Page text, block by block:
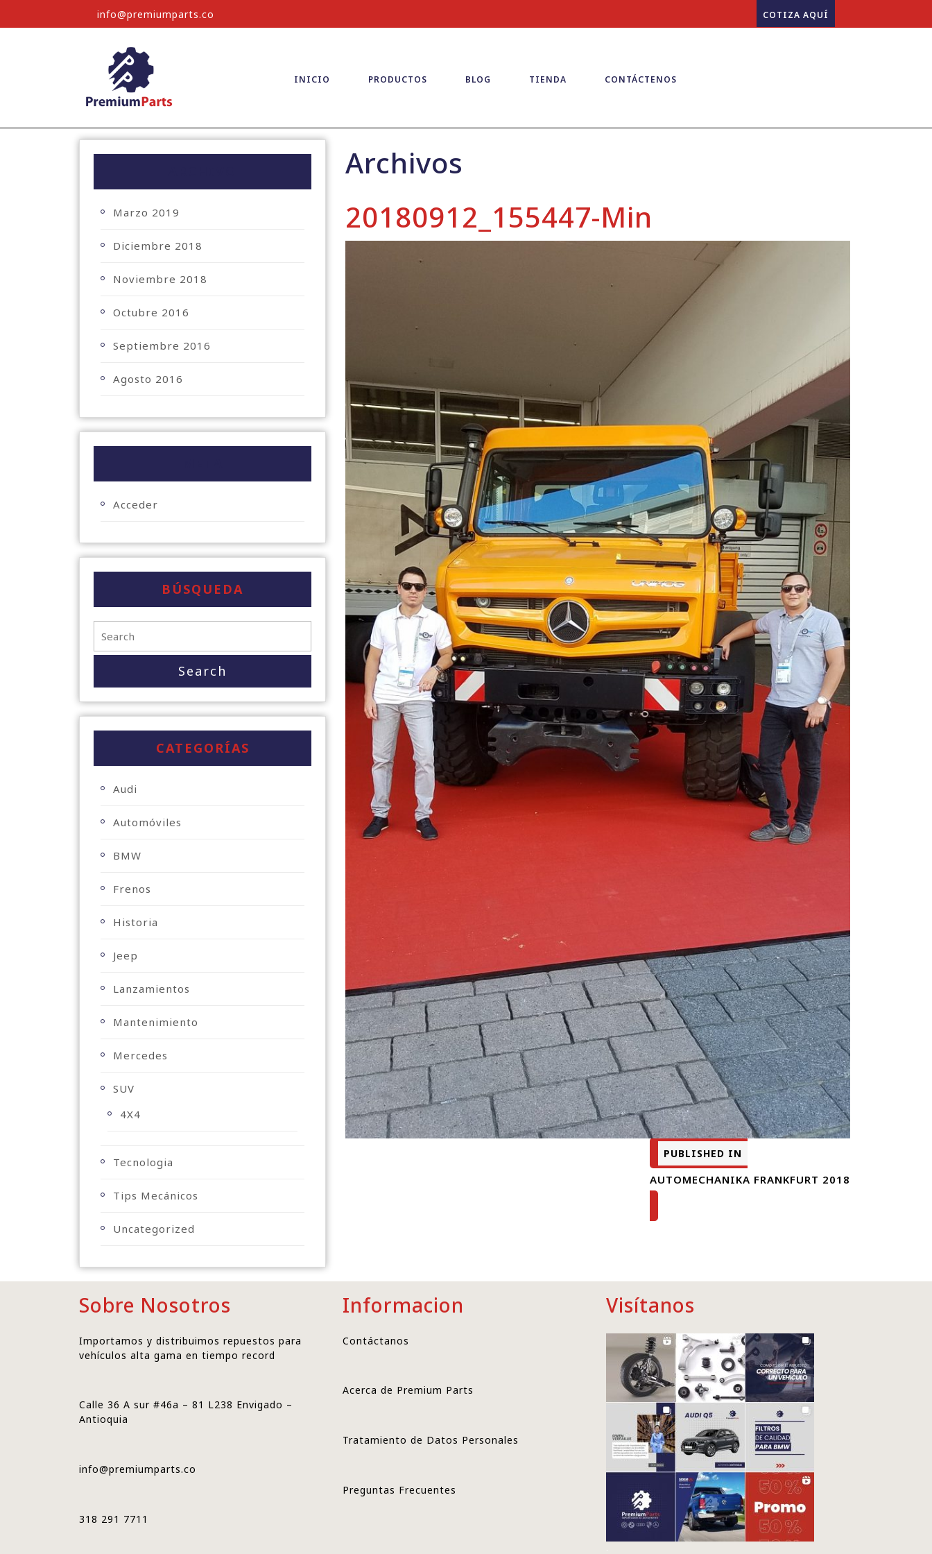
info@premiumparts.co COTIZA AQUÍ
INICIO PRODUCTOS BLOG TIENDA CONTÁCTENOS
Marzo 2019
Diciembre 2018
Noviembre 2018
Octubre 2016
Septiembre 2016
Agosto 2016
Acceder
BÚSQUEDA
CATEGORÍAS
Audi
Automóviles
BMW
Frenos
Historia
Jeep
Lanzamientos
Mantenimiento
Mercedes
SUV
4X4
Tecnologia
Tips Mecánicos
Uncategorized
Archivos
20180912_155447-Min
PUBLISHED IN
AUTOMECHANIKA FRANKFURT 2018
Sobre Nosotros
Importamos y distribuimos repuestos para
vehículos alta gama en tiempo record
Calle 36 A sur #46a – 81 L238 Envigado –
Antioquia
info@premiumparts.co
318 291 7711
Informacion
Contáctanos
Acerca de Premium Parts
Tratamiento de Datos Personales
Preguntas Frecuentes
Visítanos
.